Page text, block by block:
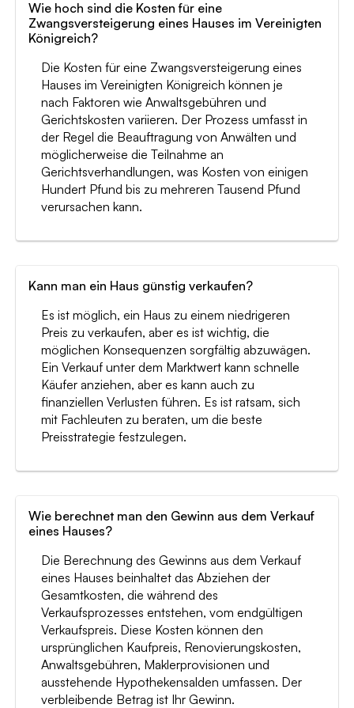
Wie hoch sind die Kosten für eine
Zwangsversteigerung eines Hauses im Vereinigten
Königreich?
Die Kosten für eine Zwangsversteigerung eines
Hauses im Vereinigten Königreich können je
nach Faktoren wie Anwaltsgebühren und
Gerichtskosten variieren. Der Prozess umfasst in
der Regel die Beauftragung von Anwälten und
möglicherweise die Teilnahme an
Gerichtsverhandlungen, was Kosten von einigen
Hundert Pfund bis zu mehreren Tausend Pfund
verursachen kann.
Kann man ein Haus günstig verkaufen?
Es ist möglich, ein Haus zu einem niedrigeren
Preis zu verkaufen, aber es ist wichtig, die
möglichen Konsequenzen sorgfältig abzuwägen.
Ein Verkauf unter dem Marktwert kann schnelle
Käufer anziehen, aber es kann auch zu
finanziellen Verlusten führen. Es ist ratsam, sich
mit Fachleuten zu beraten, um die beste
Preisstrategie festzulegen.
Wie berechnet man den Gewinn aus dem Verkauf
eines Hauses?
Die Berechnung des Gewinns aus dem Verkauf
eines Hauses beinhaltet das Abziehen der
Gesamtkosten, die während des
Verkaufsprozesses entstehen, vom endgültigen
Verkaufspreis. Diese Kosten können den
ursprünglichen Kaufpreis, Renovierungskosten,
Anwaltsgebühren, Maklerprovisionen und
ausstehende Hypothekensalden umfassen. Der
verbleibende Betrag ist Ihr Gewinn.